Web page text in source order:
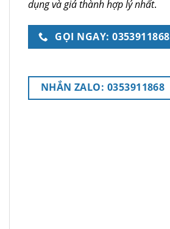
dụng và giá thành hợp lý nhất.
GỌI NGAY: 0353911868
NHẮN ZALO: 0353911868